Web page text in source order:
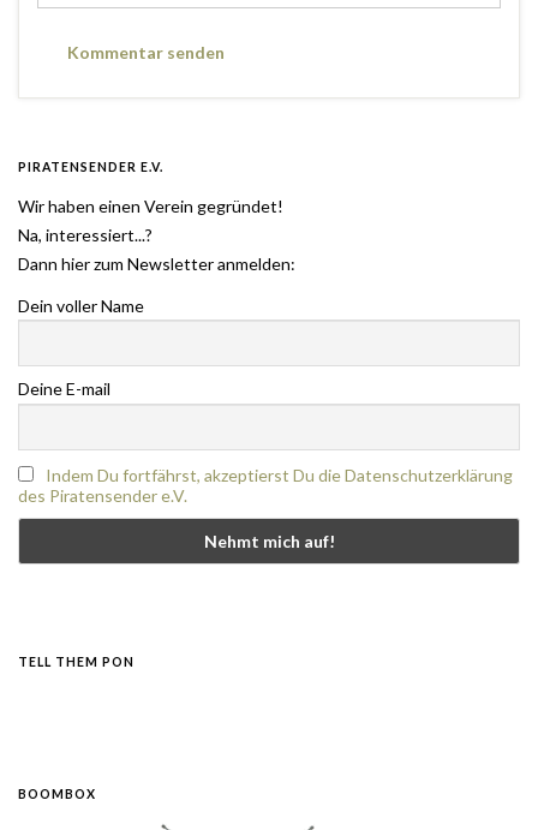
PIRATENSENDER E.V.
Wir haben einen Verein gegründet!
Na, interessiert...?
Dann hier zum Newsletter anmelden:
Dein voller Name
Deine E-mail
Indem Du fortfährst, akzeptierst Du die Datenschutzerklärung
des Piratensender e.V.
TELL THEM PON
BOOMBOX